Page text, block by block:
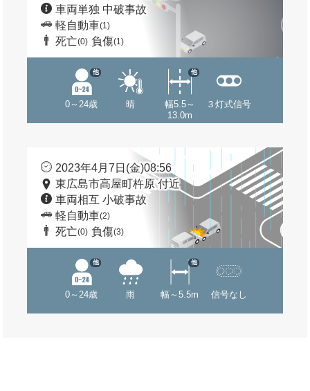
車両単独 中破事故
軽自動車(1)
死亡(0) 負傷(1)
0～24歳
他
晴
幅5.5～
13.0m
他
３灯式信号
2023年4月7日(金)08:56
東広島市高屋町杵原 付近
車両相互 小破事故
軽自動車(2)
死亡(0) 負傷(3)
0～24歳
他
雨 幅～5.5m
他
信号なし